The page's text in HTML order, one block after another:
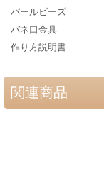
パールビーズ
バネ口金具
作り方説明書
関連商品